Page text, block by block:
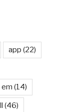
app (22)
em (14)
(46)